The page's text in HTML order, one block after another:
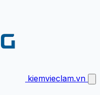
kiemvieclam.vn